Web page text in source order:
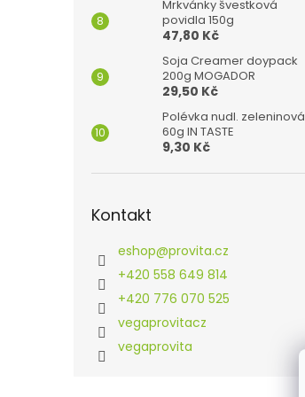
Mrkvánky švestková
povidla 150g
47,80 Kč
Soja Creamer doypack
200g MOGADOR
29,50 Kč
Polévka nudl. zeleninová
60g IN TASTE
9,30 Kč
Kontakt
eshop@provita.cz
+420 558 649 814
+420 776 070 525
vegaprovitacz
vegaprovita